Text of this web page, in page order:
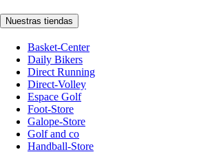
Nuestras tiendas
Basket-Center
Daily Bikers
Direct Running
Direct-Volley
Espace Golf
Foot-Store
Galope-Store
Golf and co
Handball-Store